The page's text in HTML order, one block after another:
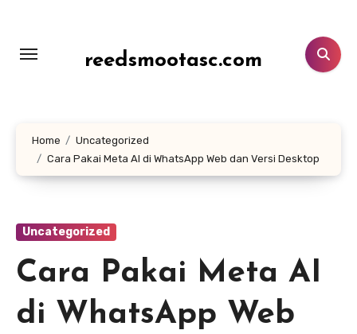
konten
reedsmootasc.com
Home
Uncategorized
Cara Pakai Meta AI di WhatsApp Web dan Versi Desktop
Uncategorized
Cara Pakai Meta AI
di WhatsApp Web